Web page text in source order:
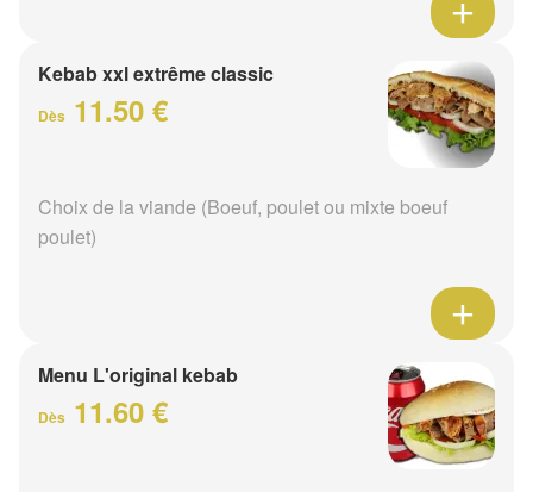
Kebab xxl extrême classic
Dès 11.50 €
Choix de la viande (Boeuf, poulet ou mixte boeuf
poulet)
Menu L'original kebab
Dès 11.60 €